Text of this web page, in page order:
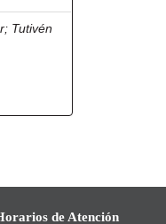
; Tutivén
de Atención